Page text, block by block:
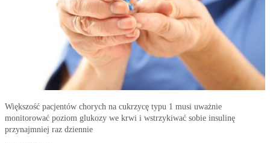
Większość pacjentów chorych na cukrzycę typu 1 musi uważnie
monitorować poziom glukozy we krwi i wstrzykiwać sobie insulinę
przynajmniej raz dziennie